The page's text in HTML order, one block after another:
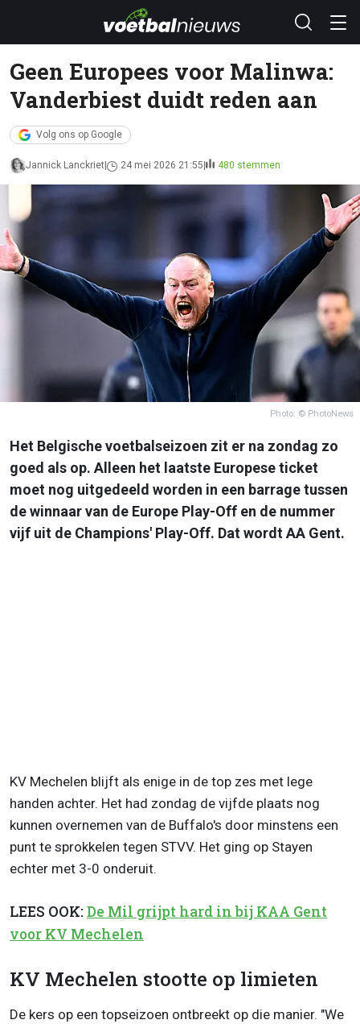
Geen Europees voor Malinwa:
Vanderbiest duidt reden aan
Volg ons op Google
Jannick Lanckriet 24 mei 2026 21:55 480 stemmen
Photo: © PhotoNews
Het Belgische voetbalseizoen zit er na zondag zo
goed als op. Alleen het laatste Europese ticket
moet nog uitgedeeld worden in een barrage tussen
de winnaar van de Europe Play-Off en de nummer
vijf uit de Champions' Play-Off. Dat wordt AA Gent.
KV Mechelen blijft als enige in de top zes met lege
handen achter. Het had zondag de vijfde plaats nog
kunnen overnemen van de Buffalo's door minstens een
punt te sprokkelen tegen STVV. Het ging op Stayen
echter met 3-0 onderuit.
LEES OOK:De Mil grijpt hard in bij KAA Gent
voor KV Mechelen
KV Mechelen stootte op limieten
De kers op een topseizoen ontbreekt op die manier. "We